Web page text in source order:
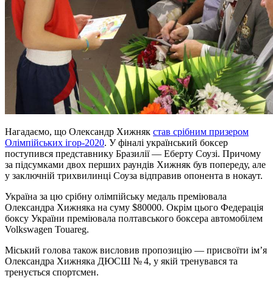
Нагадаємо, що Олександр Хижняк став срібним призером
Олімпійських ігор-2020. У фіналі український боксер
поступився представнику Бразилії — Еберту Соузі. Причому
за підсумками двох перших раундів Хижняк був попереду, але
у заключній трихвилинці Соуза відправив опонента в нокаут.
Україна за цю срібну олімпійську медаль преміювала
Олександра Хижняка на суму $80000. Окрім цього Федерація
боксу України преміювала полтавського боксера автомобілем
Volkswagen Touareg.
Міський голова також висловив пропозицію — присвоїти ім’я
Олександра Хижняка ДЮСШ № 4, у якій тренувався та
тренується спортсмен.